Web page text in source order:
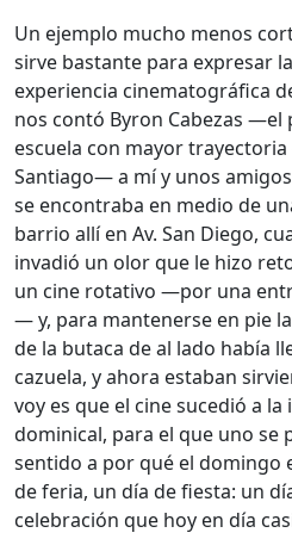
Un ejemplo mucho menos
sirve bastante para expresar
experiencia cinematográfica
nos contó Byron Cabezas —el
escuela con mayor
Santiago— a mí y unos
se encontraba en medio de
barrio allí en Av. San Diego,
invadió un olor que le hizo
un cine rotativo —por una
— y, para mantenerse en pie
de la butaca de al lado había
cazuela, y ahora estaban
voy es que el cine sucedió a
dominical, para el que uno se
sentido a por qué el domingo
de feria, un día de fiesta: un
celebración que hoy en día